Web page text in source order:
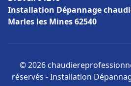
Installation Dépannage
Marles les Mines 62540
© 2026
réservés - Installation